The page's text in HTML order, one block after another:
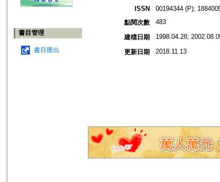
書目管理
書目匯出
ISSN
00194344 (P);
點閱次數
483
建檔日期 1998.04.28;
更新日期 2018.11.13